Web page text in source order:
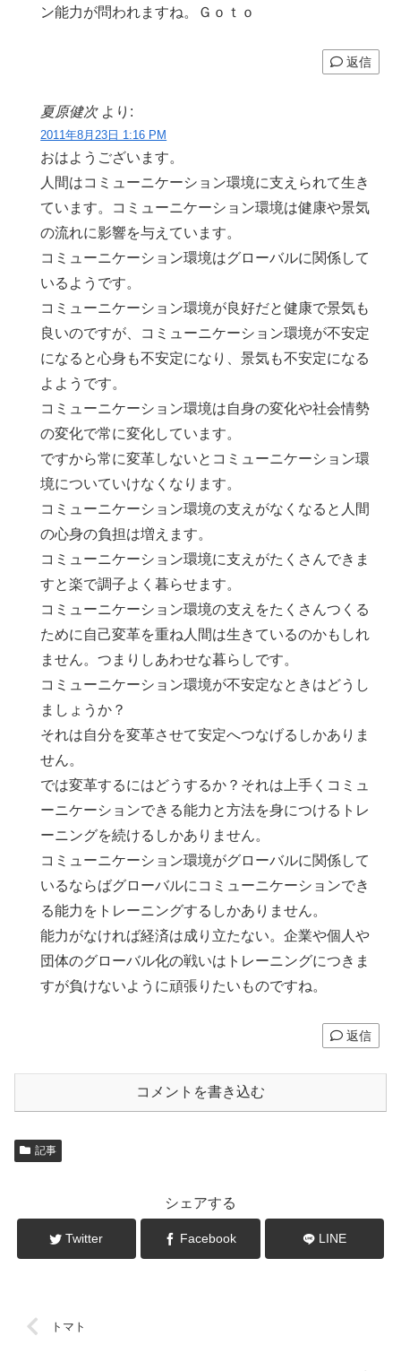
ン能力が問われますね。Ｇｏｔｏ
返信
夏原健次 より:
2011年8月23日 1:16 PM
おはようございます。
人間はコミューニケーション環境に支えられて生き
ています。コミューニケーション環境は健康や景気
の流れに影響を与えています。
コミューニケーション環境はグローバルに関係して
いるようです。
コミューニケーション環境が良好だと健康で景気も
良いのですが、コミューニケーション環境が不安定
になると心身も不安定になり、景気も不安定になる
よようです。
コミューニケーション環境は自身の変化や社会情勢
の変化で常に変化しています。
ですから常に変革しないとコミューニケーション環
境についていけなくなります。
コミューニケーション環境の支えがなくなると人間
の心身の負担は増えます。
コミューニケーション環境に支えがたくさんできま
すと楽で調子よく暮らせます。
コミューニケーション環境の支えをたくさんつくる
ために自己変革を重ね人間は生きているのかもしれ
ません。つまりしあわせな暮らしです。
コミューニケーション環境が不安定なときはどうし
ましょうか？
それは自分を変革させて安定へつなげるしかありま
せん。
では変革するにはどうするか？それは上手くコミュ
ーニケーションできる能力と方法を身につけるトレ
ーニングを続けるしかありません。
コミューニケーション環境がグローバルに関係して
いるならばグローバルにコミューニケーションでき
る能力をトレーニングするしかありません。
能力がなければ経済は成り立たない。企業や個人や
団体のグローバル化の戦いはトレーニングにつきま
すが負けないように頑張りたいものですね。
返信
コメントを書き込む
記事
シェアする
Twitter Facebook LINE
トマト